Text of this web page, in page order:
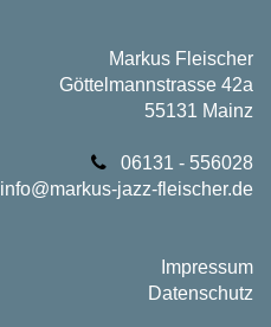
Markus Fleischer
Göttelmannstrasse 42a
55131 Mainz
06131 - 556028
info@markus-jazz-fleischer.de
Impressum
Datenschutz